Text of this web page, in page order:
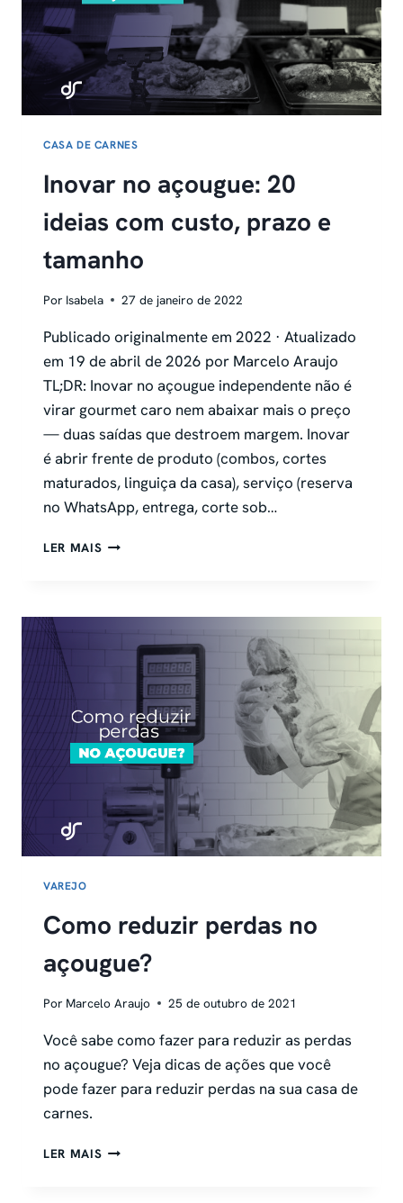
CASA DE CARNES
Inovar no açougue: 20
ideias com custo, prazo e
tamanho
Por Isabela 27 de janeiro de 2022
Publicado originalmente em 2022 · Atualizado
em 19 de abril de 2026 por Marcelo Araujo
TL;DR: Inovar no açougue independente não é
virar gourmet caro nem abaixar mais o preço
— duas saídas que destroem margem. Inovar
é abrir frente de produto (combos, cortes
maturados, linguiça da casa), serviço (reserva
no WhatsApp, entrega, corte sob…
LER MAIS INOVAR
IDEIAS
CUSTO,
PRAZO
TAMANHO
VAREJO
Como reduzir perdas no
açougue?
Por Marcelo Araujo 25 de outubro de 2021
Você sabe como fazer para reduzir as perdas
no açougue? Veja dicas de ações que você
pode fazer para reduzir perdas na sua casa de
carnes.
LER MAIS COMO